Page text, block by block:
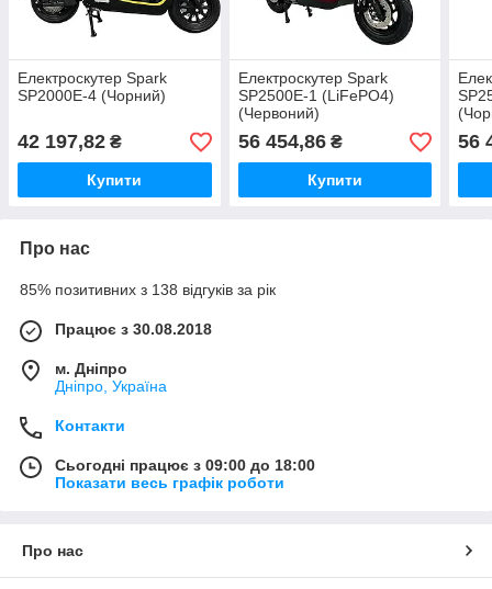
Електроскутер Spark
SP2000E-4 (Чорний)
42 197,82 ₴
Купити
Електроскутер Spark
SP2500E-1 (LiFePO4)
(Червоний)
56 454,86₴
Купити
56
Про нас
85% позитивних з 138 відгуків за рік
Працює з 30.08.2018
м. Дніпро
Дніпро, Україна
Контакти
Сьогодні працює з 09:00 до 18:00
Показати весь графік роботи
Про нас